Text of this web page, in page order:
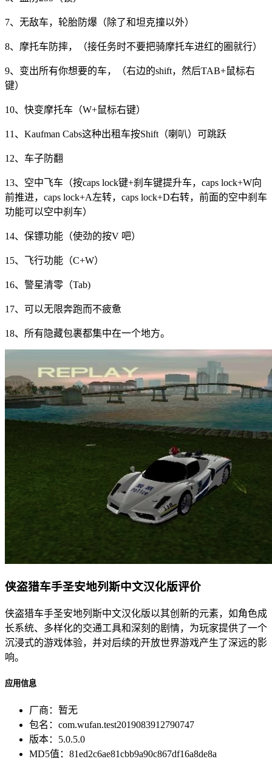
7、无敌车，轮胎防爆（除了和坦克撞以外）
8、摩托车防摔，（接任务时不要把骑摩托车进红的圈就行）
9、变出所有你想要的车，（右边的shift，然后TAB+鼠标右
键）
10、快变摩托车（W+鼠标右键）
11、Kaufman Cabs这种出租车按Shift（喇叭）可跳跃
12、车子防翻
13、空中飞车（按caps lock键+刹车键提升车，caps lock+W向
前推进，caps lock+A左转，caps lock+D右转，前面的空中刹车
功能可以空中刹车）
14、保镖功能（使劲的按V 吧）
15、飞行功能（C+W）
16、警星清零（Tab)
17、可以无限奔跑而不疲惫
18、所有隐藏包裹都集中在一个地方。
侠盗猎车手圣安地列斯中文汉化版评价
侠盗猎车手圣安地列斯中文汉化版以其创新的元素，如角色成
长系统、多样化的交通工具和深刻的剧情，为玩家提供了一个
沉浸式的游戏体验，并对后续的开放世界游戏产生了深远的影
响。
应用信息
厂商： 暂无
包名： com.wufan.test2019083912790747
版本： 5.0.5.0
MD5值： 81ed2c6ae81cbb9a90c867df16a8de8a